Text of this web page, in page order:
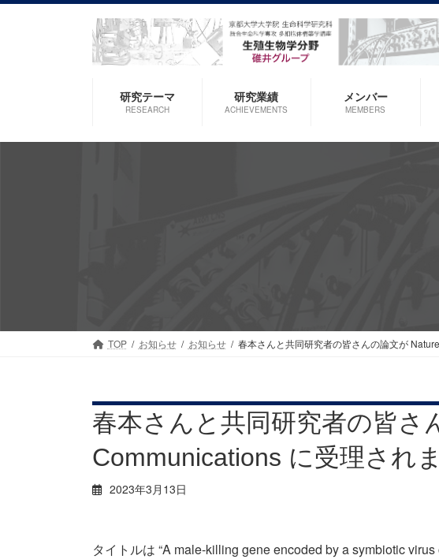
コ
キ
ナ
に
研究テーマ
RESEARCH
研究業績
ACHIEVEMENTS
メンバー
MEMBERS
TOP お知らせ お知らせ 春本さんと共同研究者の皆さんの論文が
春本さんと共同研究者の皆さ
Communications に受理され
2023年3月13日
タイトルは “A male-killing gene encoded by a symbiotic virus